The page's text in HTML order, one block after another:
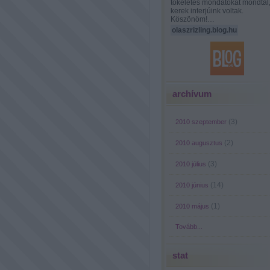
tökéletes mondatokat mondtál,
kerek interjúink voltak.
Köszönöm!…
olaszrizling.blog.hu
archívum
2010 szeptember (3)
2010 augusztus (2)
2010 július (3)
2010 június (14 )
2010 május (1)
Tovább
stat